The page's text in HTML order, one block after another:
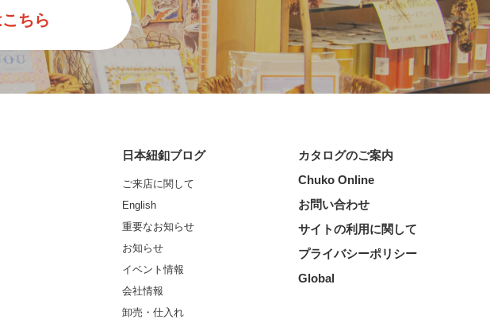
ちら
日本紐釦ブログ
ご来店に関して
English
重要なお知らせ
お知らせ
イベント情報
会社情報
卸売・仕入れ
カタログのご案内
Chuko Online
お問い合わせ
サイトの利用に関して
プライバシーポリシー
Global